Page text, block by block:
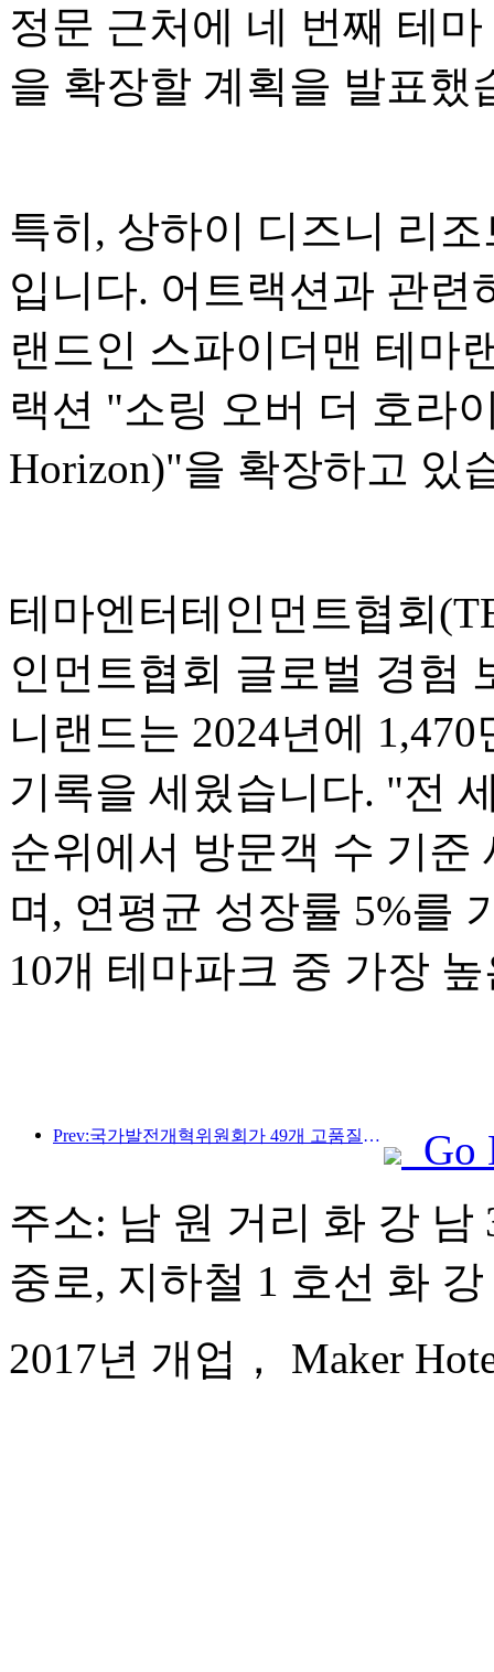
정문 근처에 네 번째 테
을 확장할 계획을 발표했
특히, 상하이 디즈니 리
입니다. 어트랙션과 관련
랜드인 스파이더맨 테마
랙션 "소링 오버 더 호라
Horizon)"을 확장하고 있
테마엔터테인먼트협회
인먼트협회 글로벌 경험
니랜드는 2024년에
기록을 세웠습니다. "전
순위에서 방문객 수 기준
며, 연평균 성장률 5%를
10개 테마파크 중 가장
Prev:국가발전개혁위원회가 49개 고품질 야외 스포츠 명소를 첫 번째로 공개했습니다.
Go
주소: 남 원 거리 화 강 남
중로, 지하철 1 호선 화
2017년 개업， Maker